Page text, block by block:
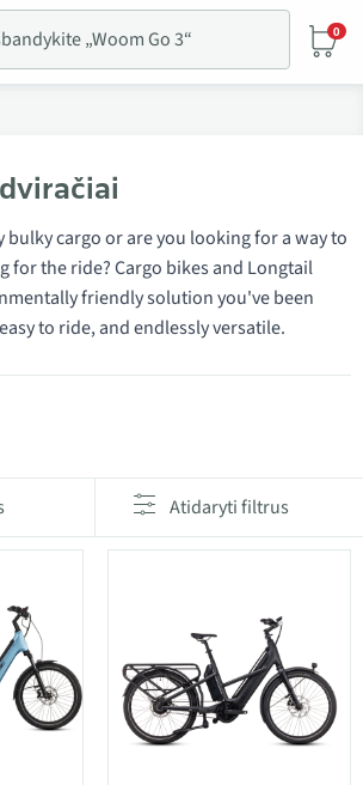
0
bulky cargo or are you looking for a way to
for the ride? Cargo bikes and Longtail
friendly solution you've been
to ride, and endlessly versatile.
Krovininiai dviračiai
Atidaryti filtrus